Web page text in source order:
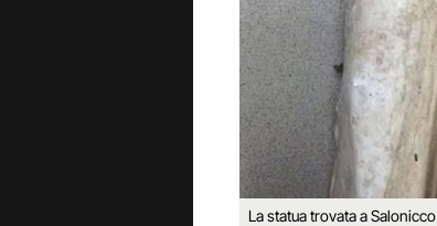
La statua trovata a Salonicco